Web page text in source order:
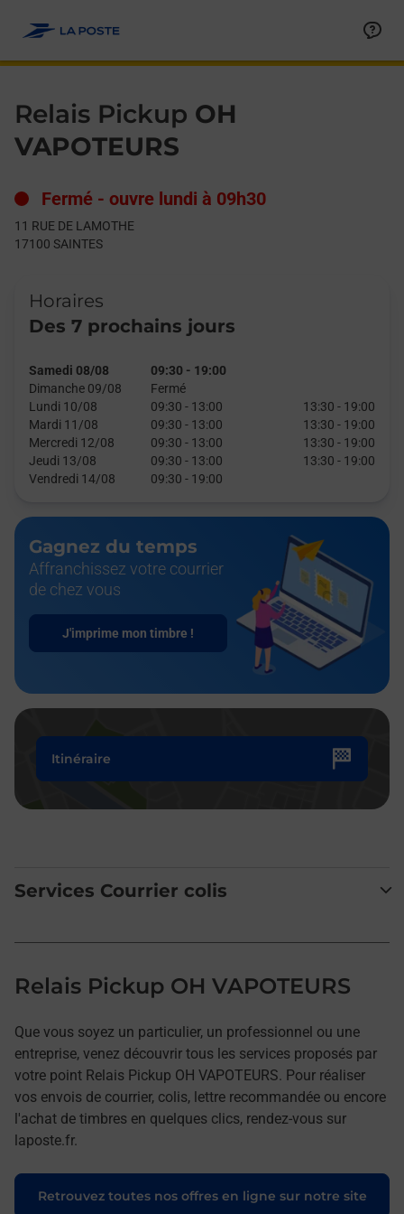
Relais Pickup OH
VAPOTEURS
Fermé - ouvre lundi à 09h30
11 RUE DE LAMOTHE
17100 SAINTES
Horaires
Des 7 prochains jours
Samedi 08/08 09:30 - 19:00
Dimanche 09/08
Fermé
Lundi 10/08
09:30 - 13:00 13:30 - 19:00
Mardi 11/08
09:30 - 13:00 13:30 - 19:00
Mercredi 12/08
09:30 - 13:00 13:30 - 19:00
Jeudi 13/08
09:30 - 13:00 13:30 - 19:00
Vendredi 14/08
09:30 - 19:00
Gagnez du temps
Affranchissez votre courrier
de chez vous
J'imprime mon timbre !
Itinéraire
Services Courrier colis
Relais Pickup OH VAPOTEURS
Que vous soyez un particulier, un professionnel ou une
entreprise, venez découvrir tous les services proposés par
votre point Relais Pickup OH VAPOTEURS. Pour réaliser
vos envois de courrier, colis, lettre recommandée ou encore
l'achat de timbres en quelques clics, rendez-vous sur
laposte.fr.
Retrouvez toutes nos offres en ligne sur notre site